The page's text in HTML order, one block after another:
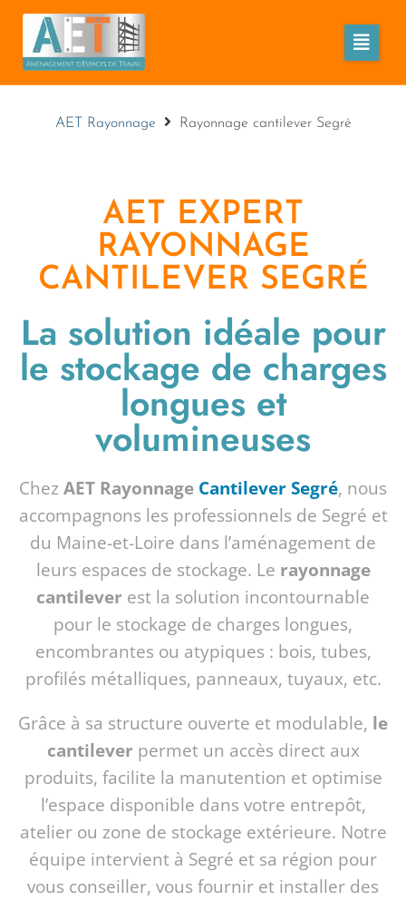
AET Rayonnage Rayonnage cantilever Segré
AET EXPERT
RAYONNAGE
CANTILEVER SEGRÉ
La solution idéale pour
le stockage de charges
longues et
volumineuses
Chez AET Rayonnage Cantilever Segré, nous
accompagnons les professionnels de Segré et
du Maine-et-Loire dans l’aménagement de
leurs espaces de stockage. Le rayonnage
cantilever est la solution incontournable
pour le stockage de charges longues,
encombrantes ou atypiques : bois, tubes,
profilés métalliques, panneaux, tuyaux, etc.
Grâce à sa structure ouverte et modulable, le
cantilever permet un accès direct aux
produits, facilite la manutention et optimise
l’espace disponible dans votre entrepôt,
atelier ou zone de stockage extérieure. Notre
équipe intervient à Segré et sa région pour
vous conseiller, vous fournir et installer des